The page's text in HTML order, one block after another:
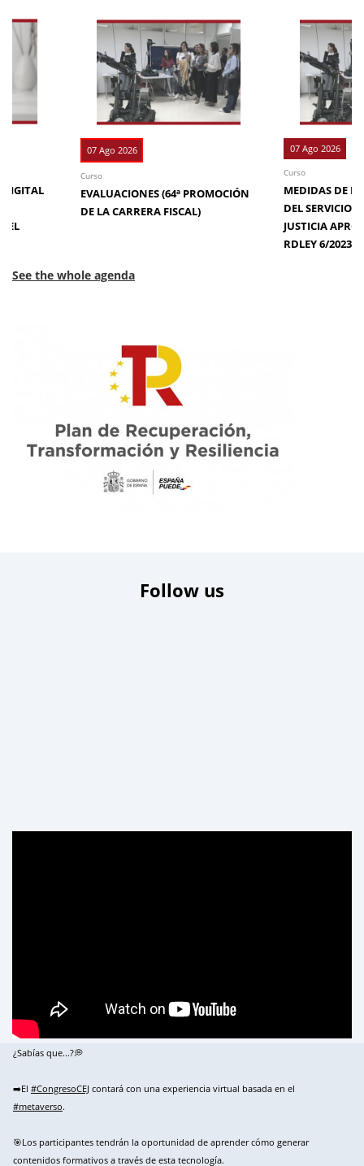
DIGITAL
EL
07 Ago 2026
Curso
EVALUACIONES (64ª PROMOCIÓN
DE LA CARRERA FISCAL)
07 Ago 2026
Curso
MEDIDAS DE
DEL SERVICIO
JUSTICIA
RDLEY 6/2023
See the whole agenda
Follow us
¿Sabías que...?💭
➡️El #CongresoCEJ contará con una experiencia virtual basada en el
#metaverso.
🎯Los participantes tendrán la oportunidad de aprender cómo generar
contenidos formativos a través de esta tecnología.